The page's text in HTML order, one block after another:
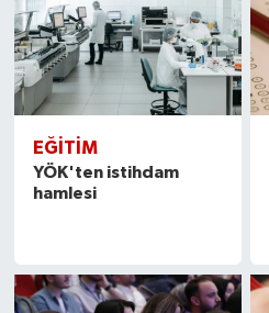
EĞITIM
YÖK'ten istihdam
hamlesi